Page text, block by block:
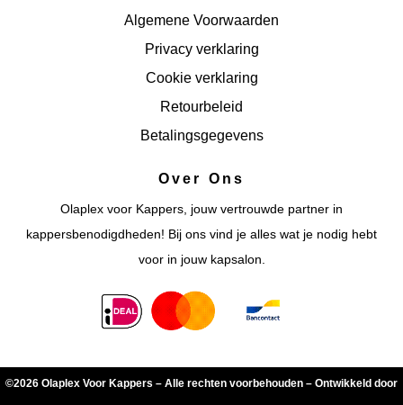
Algemene Voorwaarden
Privacy verklaring
Cookie verklaring
Retourbeleid
Betalingsgegevens
Over Ons
Olaplex voor Kappers, jouw vertrouwde partner in
kappersbenodigdheden! Bij ons vind je alles wat je nodig hebt
voor in jouw kapsalon.
©2026 Olaplex Voor Kappers – Alle rechten voorbehouden – Ontwikkeld door